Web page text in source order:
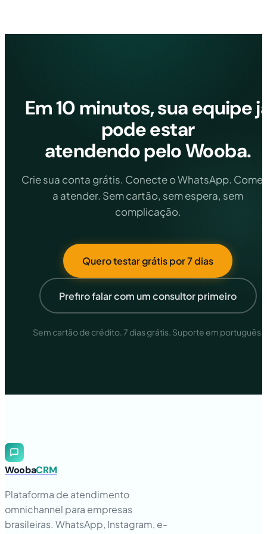
qualquer negócio.
Em 10 minutos, sua equipe
pode estar
atendendo pelo Wooba.
Crie sua conta grátis. Conecte o WhatsApp.
a atender. Sem cartão, sem espera, sem
complicação.
Quero testar grátis por 7 dias
Prefiro falar com um consultor primeiro
Sem cartão de crédito. 7 dias grátis. Suporte em português.
WoobaCRM
Plataforma de atendimento
omnichannel para empresas
brasileiras. WhatsApp, Instagram, e-